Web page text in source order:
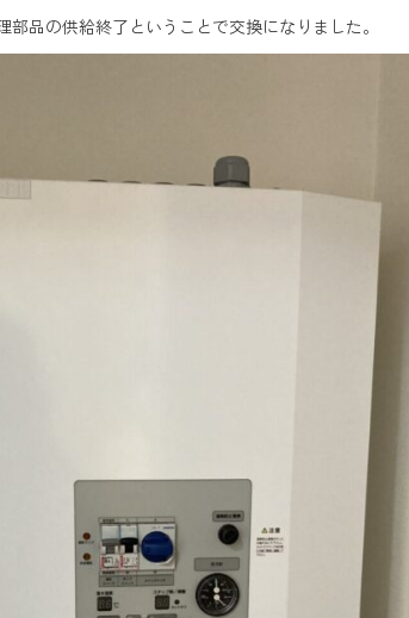
品の供給終了ということで交換になりました。